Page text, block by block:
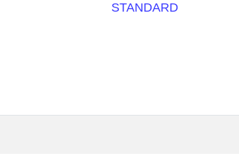
STANDARD